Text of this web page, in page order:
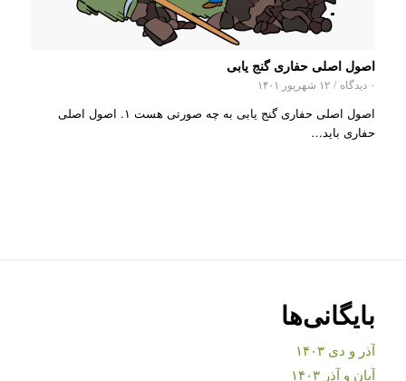
اصول اصلی حفاری گنج یابی
۰ دیدگاه / ۱۲ شهریور ۱۴۰۱
اصول اصلی حفاری گنج یابی به چه صورتی هست ۱. اصول اصلی
حفاری باید…
بایگانی‌ها
آذر و دی ۱۴۰۳
آبان و آذر ۱۴۰۳